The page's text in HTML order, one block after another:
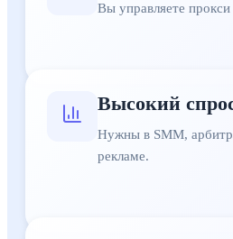
Вы управляете
Высокий
Нужны в SMM,
рекламе.